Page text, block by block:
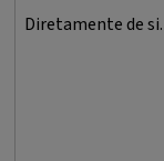
Diretamente de si.